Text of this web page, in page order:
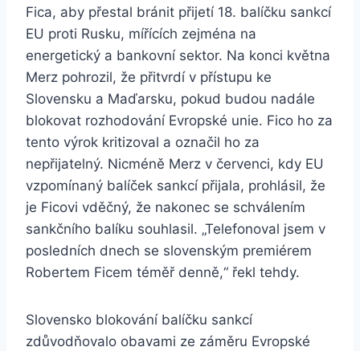
Fica, aby přestal bránit přijetí 18. balíčku sankcí
EU proti Rusku, mířících zejména na
energetický a bankovní sektor. Na konci května
Merz pohrozil, že přitvrdí v přístupu ke
Slovensku a Maďarsku, pokud budou nadále
blokovat rozhodování Evropské unie. Fico ho za
tento výrok kritizoval a označil ho za
nepřijatelný. Nicméně Merz v červenci, kdy EU
vzpomínaný balíček sankcí přijala, prohlásil, že
je Ficovi vděčný, že nakonec se schválením
sankčního balíku souhlasil. „Telefonoval jsem v
posledních dnech se slovenským premiérem
Robertem Ficem téměř denně,“ řekl tehdy.
Slovensko blokování balíčku sankcí
zdůvodňovalo obavami ze záměru Evropské